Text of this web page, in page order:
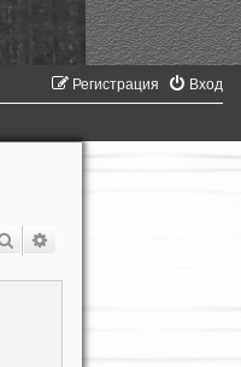
Вход
Регистрация
Поиск